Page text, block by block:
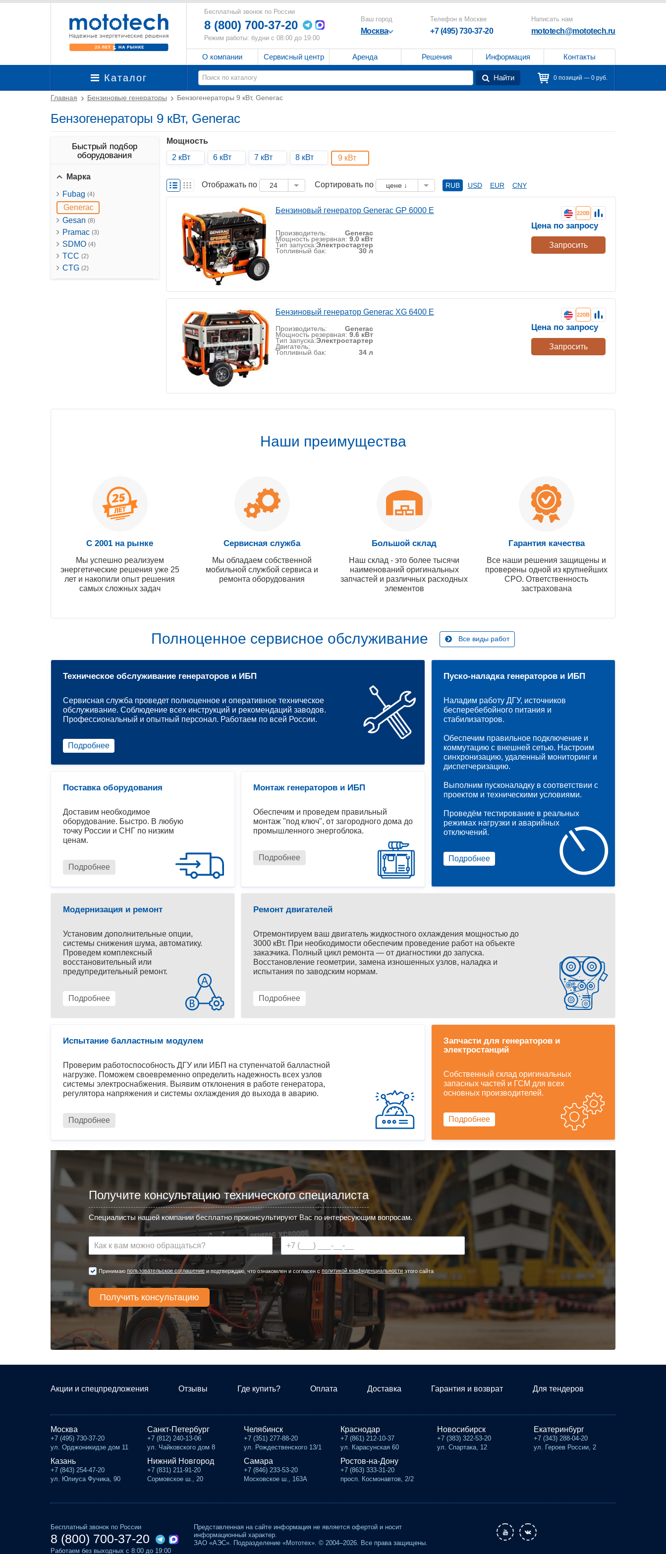
Бесплатный звонок по России
8 (800) 700-37-20
Режим работы: будни с 08:00 до 19:00
Ваш город
Москва
Телефон в Москве
+7 (495) 730-37-20
Написать нам
mototech@mototech.ru
О компании Сервисный центр Аренда Решения Информация Контакты
Каталог Найти 0 позиций — 0 руб.
Главная Бензиновые генераторы Бензогенераторы 9 кВт, Generac
Бензогенераторы 9 кВт, Generac
Быстрый подбор
оборудования
Марка
Fubag (4)
Generac
Gesan (8)
Pramac (3)
SDMO (4)
ТСС (2)
CTG (2)
Мощность
2 кВт
6 кВт 7 кВт 8 кВт 9 кВт
Отображать по 24 Сортировать по цене ↓ RUB USD EUR CNY
Бензиновый генератор Generac GP 6000 E
Производитель: Generac
Мощность резервная: 9.0 кВт
Тип запуска:Электростартер
Топливный бак: 30 л
220В
Цена по запросу
Запросить
Бензиновый генератор Generac XG 6400 E
Производитель: Generac
Мощность резервная: 9.6 кВт
Тип запуска:Электростартер
Двигатель:
Топливный бак: 34 л
220В
Цена по запросу
Запросить
Наши преимущества
С 2001 на рынке
Мы успешно реализуем
энергетические решения уже 25
лет и накопили опыт решения
самых сложных задач
Сервисная служба
Мы обладаем собственной
мобильной службой сервиса и
ремонта оборудования
Большой склад
Наш склад - это более тысячи
наименований оригинальных
запчастей и различных расходных
элементов
Гарантия качества
Все наши решения защищены и
проверены одной из крупнейших
СРО. Ответственность
застрахована
Полноценное сервисное обслуживание Все виды работ
Техническое обслуживание генераторов и ИБП
Сервисная служба проведет полноценное и оперативное техническое
обслуживание. Соблюдение всех инструкций и рекомендаций заводов.
Профессиональный и опытный персонал. Работаем по всей России.
Подробнее
Поставка оборудования
Доставим необходимое
оборудование. Быстро. В любую
точку России и СНГ по низким
ценам.
Подробнее
Монтаж генераторов и ИБП
Обеспечим и проведем правильный
монтаж "под ключ", от загородного дома до
промышленного энергоблока.
Подробнее
Пуско-наладка генераторов и ИБП
Наладим работу ДГУ, источников
бесперебебойного питания и
стабилизаторов.
Обеспечим правильное подключение и
коммутацию с внешней сетью. Настроим
синхронизацию, удаленный мониторинг и
диспетчеризацию.
Выполним пусконаладку в соответствии с
проектом и техническими условиями.
Проведём тестирование в реальных
режимах нагрузки и аварийных
отключений.
Подробнее
Ремонт двигателей
Отремонтируем ваш двигатель жидкостного охлаждения мощностью до
3000 кВт. При необходимости обеспечим проведение работ на объекте
заказчика. Полный цикл ремонта — от диагностики до запуска.
Восстановление геометрии, замена изношенных узлов, наладка и
испытания по заводским нормам.
Подробнее
Модернизация и ремонт
Установим дополнительные опции,
системы снижения шума, автоматику.
Проведем комплексный
восстановительный или
предупредительный ремонт.
Подробнее
Запчасти для генераторов и
электростанций
Собственный склад оригинальных
запасных частей и ГСМ для всех
основных производителей.
Подробнее
Испытание балластным модулем
Проверим работоспособность ДГУ или ИБП на ступенчатой балластной
нагрузке. Поможем своевременно определить надежность всех узлов
системы электроснабжения. Выявим отклонения в работе генератора,
регулятора напряжения и системы охлаждения до выхода в аварию.
Подробнее
Получите консультацию технического специалиста
Специалисты нашей компании бесплатно проконсультируют Вас по интересующим вопросам.
Принимаю пользовательское соглашениеи подтверждаю, что ознакомлен и согласен сполитикой конфиденциальностиэтого сайта
Акции и спецпредложения Отзывы Где купить? Оплата Доставка Гарантия и возврат Для тендеров
Москва
+7 (495) 730-37-20
ул. Орджоникидзе дом 11
Санкт-Петербург
+7 (812) 240-13-06
ул. Чайковского дом 8
Челябинск
+7 (351) 277-88-20
ул. Рождественского 13/1
Краснодар
+7 (861) 212-10-37
ул. Карасунская 60
Новосибирск
+7 (383) 322-53-20
ул. Спартака, 12
Екатеринбург
+7 (343) 288-04-20
ул. Героев России, 2
Казань
+7 (843) 254-47-20
ул. Юлиуса Фучика, 90
Нижний Новгород
+7 (831) 211-91-20
Сормовское ш., 20
Самара
+7 (846) 233-53-20
Московское ш., 163А
Ростов-на-Дону
+7 (863) 333-31-20
просп. Космонавтов, 2/2
Бесплатный звонок по России
8 (800) 700-37-20
Работаем без выходных с 8:00 до 19:00
Представленная на сайте информация не является офертой и носит
информационный характер.
ЗАО «АЭС». Подразделение «Мототех». © 2004–2026. Все права защищены.